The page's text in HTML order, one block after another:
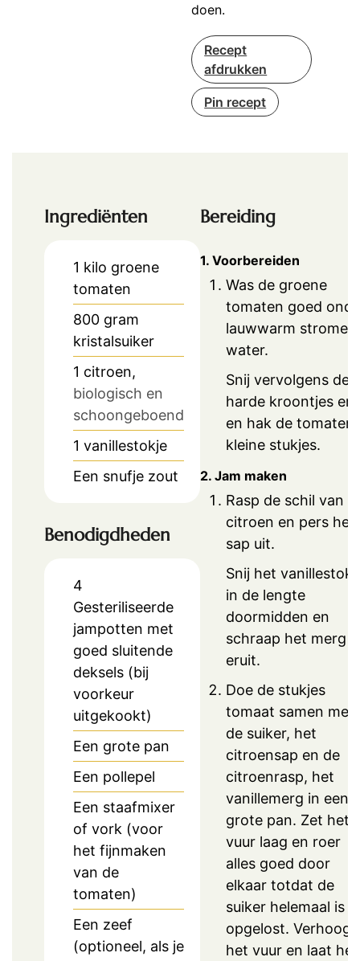
doen.
Recept
afdrukken
Pin recept
Ingrediënten
1 kilo groene
tomaten
800 gram
kristalsuiker
1 citroen,
biologisch en
schoongeboend
1 vanillestokje
Een snufje zout
Benodigdheden
4
Gesteriliseerde
jampotten met
goed sluitende
deksels (bij
voorkeur
uitgekookt)
Een grote pan
Een pollepel
Een staafmixer
of vork (voor
het fijnmaken
van de
tomaten)
Een zeef
(optioneel, als je
Bereiding
1. Voorbereiden
Was de groene
tomaten goed
lauwwarm
water.
Snij vervolgens de
harde kroontjes
en hak de tomaten
kleine stukjes.
2. Jam maken
Rasp de schil van
citroen en pers het
sap uit.
Snij het
in de lengte
doormidden en
schraap het merg
eruit.
Doe de stukjes
tomaat samen met
de suiker, het
citroensap en de
citroenrasp, het
vanillemerg in een
grote pan. Zet het
vuur laag en roer
alles goed door
elkaar totdat de
suiker helemaal is
opgelost. Verhoog
het vuur en laat het